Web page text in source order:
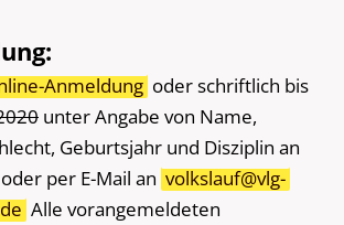
Anmeldung oder schriftlich bis
unter Angabe von Name,
Geburtsjahr und Disziplin an
per E-Mail an volkslauf@vlg-
Alle vorangemeldeten